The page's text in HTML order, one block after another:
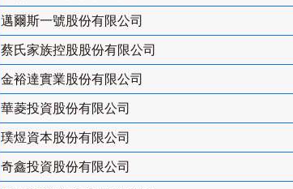
邁爾斯一號股份有限公司
蔡氏家族控股股份有限公司
金裕達實業股份有限公司
華菱投資股份有限公司
璞煜資本股份有限公司
奇鑫投資股份有限公司